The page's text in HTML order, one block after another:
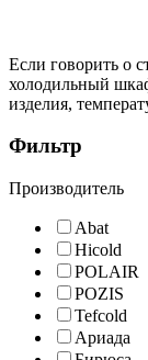
Если говорить о
холодильный
изделия,
Фильтр
Производитель
Abat
Hicold
POLAIR
POZIS
Tefcold
Ариада